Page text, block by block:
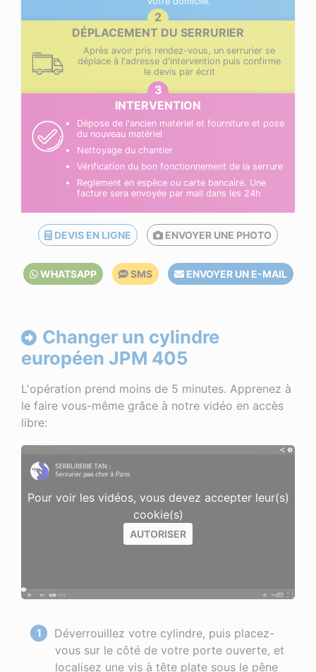
DÉPLACEMENT DU SERRURIER
Après avoir pris rendez-vous, un serrurier se
déplace à l'adresse d'intervention puis confirme
le devis par écrit
INTERVENTION
Dépose de l'ancien matériel et fourniture et pose
du nouveau matériel
Nettoyage du chantier
Vérification du bon fonctionnement de la serrure
Reglement en espèce ou carte bancaire. Une
facture sera envoyée par mail dans les 24h
DEVIS EN LIGNE ENVOYER UNE PHOTO
WHATSAPP SMS ENVOYER UN E-MAIL
Changer un cylindre
européen JPM 405
L'opération prend moins de 5 minutes. Apprenez à
le faire vous-même grâce à notre vidéo en accès
libre:
Pour voir les vidéos, vous devez accepter leur(s)
cookie(s)
AUTORISER
Déverrouillez votre cylindre, puis placez-
vous sur le côté de votre porte ouverte, et
localisez une vis à tête plate sous le pêne